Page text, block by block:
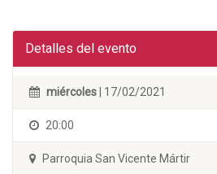
Detalles del evento
miércoles | 17/02/2021
20:00
Parroquia San Vicente Mártir